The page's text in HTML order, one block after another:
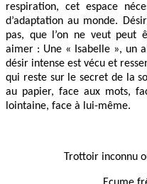
respiration, cet espace
d’adaptation au monde.
pas, que l’on ne veut peut
aimer : Une « Isabelle », un
désir intense est vécu et
qui reste sur le secret de la
au papier, face aux mots,
lointaine, face à lui-même.
Trottoir inconnu